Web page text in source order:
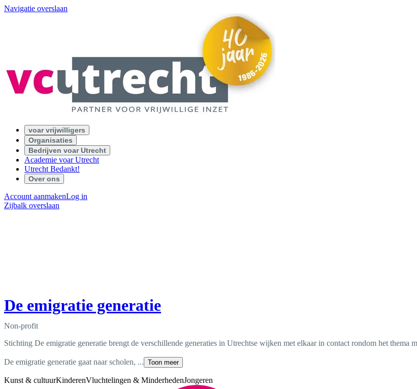
Navigatie overslaan
voar vrijwilligers
Organisaties
Bedrijven voar Utrecht
Academie voar Utrecht
Utrecht Bedankt!
Over ons
Account aanmakenLog in
Zijbalk overslaan
De emigratie generatie
Non-profit
Stichting De emigratie generatie brengt de verschillende generaties in Utrechtse wijken met elkaar in contact rondom het thema
De emigratie generatie gaat naar scholen, ... Toon meer
Kunst & cultuurKinderenVluchtelingen & MinderhedenJongeren